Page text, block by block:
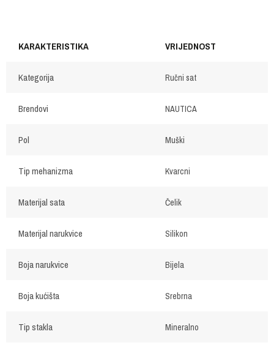
KARAKTERISTIKA VRIJEDNOST
Kategorija Ručni sat
Brendovi NAUTICA
Pol Muški
Tip mehanizma Kvarcni
Materijal sata Čelik
Materijal narukvice Silikon
Boja narukvice Bijela
Boja kućišta Srebrna
Tip stakla Mineralno